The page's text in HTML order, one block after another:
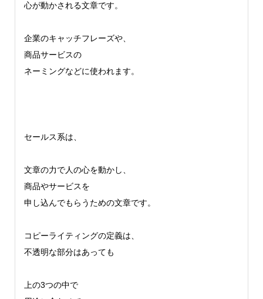
心が動かされる文章です。
企業のキャッチフレーズや、
商品サービスの
ネーミングなどに使われます。
セールス系は、
文章の力で人の心を動かし、
商品やサービスを
申し込んでもらうための文章です。
コピーライティングの定義は、
不透明な部分はあっても
上の3つの中で